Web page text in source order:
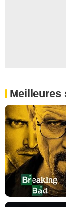
Meilleures